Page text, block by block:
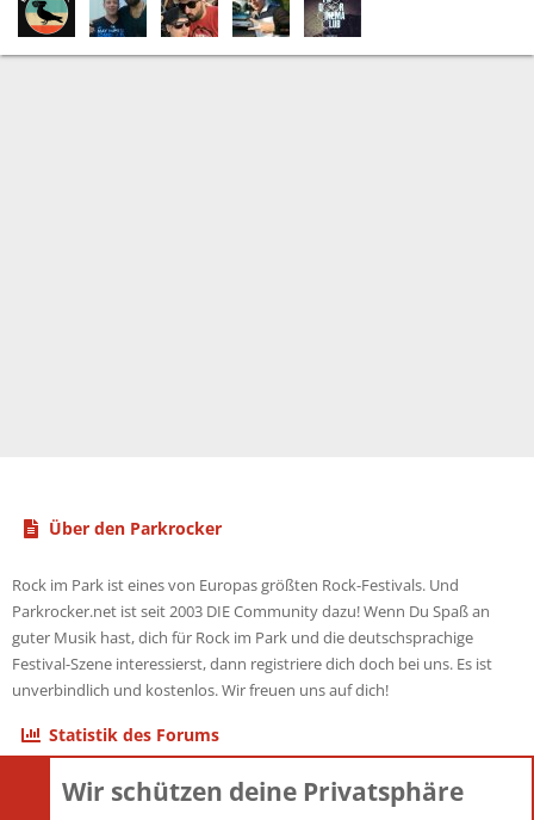
Über den Parkrocker
Rock im Park ist eines von Europas größten Rock-Festivals. Und
Parkrocker.net ist seit 2003 DIE Community dazu! Wenn Du Spaß an
guter Musik hast, dich für Rock im Park und die deutschsprachige
Festival-Szene interessierst, dann registriere dich doch bei uns. Es ist
unverbindlich und kostenlos. Wir freuen uns auf dich!
Statistik des Forums
ThemenWir schützen deine Privatsphäre